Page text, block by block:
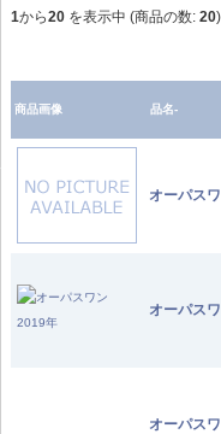
1から20 を表示中 (商品の数: 20)
商品画像 品名-
オーパス
オーパス
オーパス